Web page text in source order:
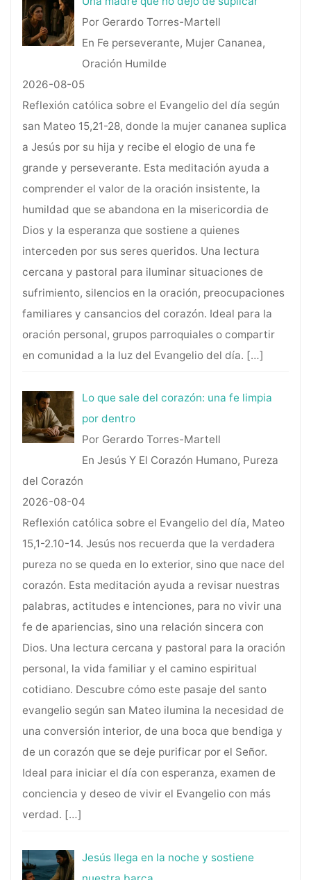
Por Gerardo Torres-Martell
En Fe perseverante, Mujer Cananea,
Oración Humilde
2026-08-05
Reflexión católica sobre el Evangelio del día según
san Mateo 15,21-28, donde la mujer cananea suplica
a Jesús por su hija y recibe el elogio de una fe
grande y perseverante. Esta meditación ayuda a
comprender el valor de la oración insistente, la
humildad que se abandona en la misericordia de
Dios y la esperanza que sostiene a quienes
interceden por sus seres queridos. Una lectura
cercana y pastoral para iluminar situaciones de
sufrimiento, silencios en la oración, preocupaciones
familiares y cansancios del corazón. Ideal para la
oración personal, grupos parroquiales o compartir
en comunidad a la luz del Evangelio del día. […]
Lo que sale del corazón: una fe limpia
por dentro
Por Gerardo Torres-Martell
En Jesús Y El Corazón Humano, Pureza
del Corazón
2026-08-04
Reflexión católica sobre el Evangelio del día, Mateo
15,1-2.10-14. Jesús nos recuerda que la verdadera
pureza no se queda en lo exterior, sino que nace del
corazón. Esta meditación ayuda a revisar nuestras
palabras, actitudes e intenciones, para no vivir una
fe de apariencias, sino una relación sincera con
Dios. Una lectura cercana y pastoral para la oración
personal, la vida familiar y el camino espiritual
cotidiano. Descubre cómo este pasaje del santo
evangelio según san Mateo ilumina la necesidad de
una conversión interior, de una boca que bendiga y
de un corazón que se deje purificar por el Señor.
Ideal para iniciar el día con esperanza, examen de
conciencia y deseo de vivir el Evangelio con más
verdad. […]
Jesús llega en la noche y sostiene